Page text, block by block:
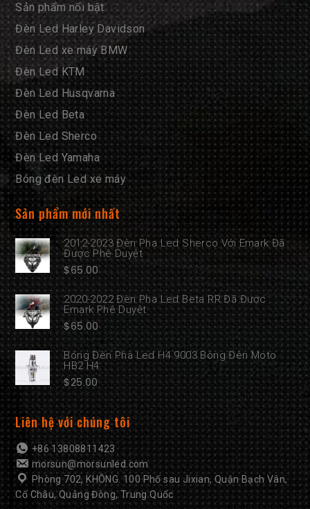
Sản phẩm nổi bật
Đèn Led Harley Davidson
Đèn Led xe máy BMW
Đèn Led KTM
Đèn Led Husqvarna
Đèn Led Beta
Đèn Led Sherco
Đèn Led Yamaha
Bóng đèn Led xe máy
Sản phẩm mới nhất
2012-2023 Đèn Pha Led Sherco Với Emark Đã
Được Phê Duyệt
$65.00
2020-2022 Đèn Pha Led Beta RR Đã Được
Emark Phê Duyệt
$65.00
Bóng Đèn Pha Led H4 9003 Bóng Đèn Moto
HB2 H4
$25.00
Liên hệ với chúng tôi
+86 13808811423
morsun@morsunled.com
Phòng 702, KHÔNG. 100 Phố sau Jixian, Quận Bạch Vân,
Cố Châu, Quảng Đông, Trung Quốc